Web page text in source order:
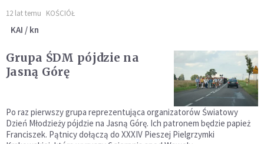
12 lat temu KOŚCIÓŁ
KAI / kn
Grupa ŚDM pójdzie na
Jasną Górę
Po raz pierwszy grupa reprezentująca organizatorów Światowy
Dzień Młodzieży pójdzie na Jasną Górę. Ich patronem będzie papież
Franciszek. Pątnicy dołączą do XXXIV Pieszej Pielgrzymki